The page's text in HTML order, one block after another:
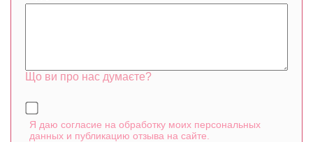
Що ви про нас думаєте?
Я даю согласие на обработку моих персональных
данных и публикацию отзыва на сайте.